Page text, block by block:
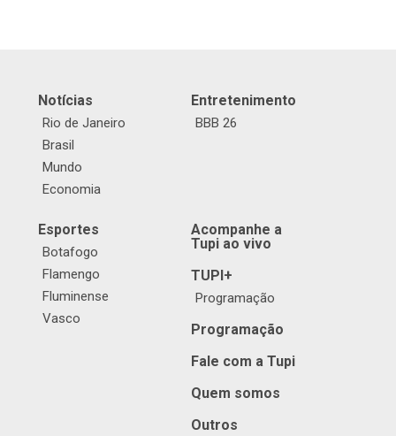
Notícias
Rio de Janeiro
Brasil
Mundo
Economia
Entretenimento
BBB 26
Esportes
Botafogo
Flamengo
Fluminense
Vasco
Acompanhe a
Tupi ao vivo
TUPI+
Programação
Programação
Fale com a Tupi
Quem somos
Outros